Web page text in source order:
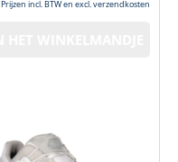
Prijzen incl. BTW en excl. verzendkosten